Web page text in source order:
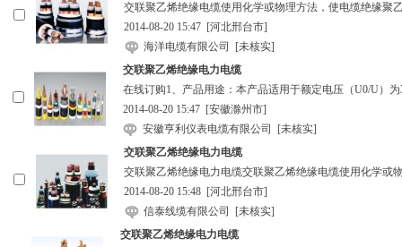
交联聚乙烯绝缘电缆使用化学或物理方法，使电缆绝缘聚
2014-08-20 15:47 [河北邢台市]
海洋电缆有限公司
[未核实]
交联聚乙烯绝缘电力电缆
在线订购1、产品用途：本产品适用于额定电压（U0/U）
2014-08-20 15:47 [安徽滁州市]
安徽亨利仪表电缆有限公司
[未核实]
交联聚乙烯绝缘电力电缆
交联聚乙烯绝缘电力电缆交联聚乙烯绝缘电缆使用化学或
2014-08-20 15:48 [河北邢台市]
信泰线缆有限公司
[未核实]
交联聚乙烯绝缘电力电缆